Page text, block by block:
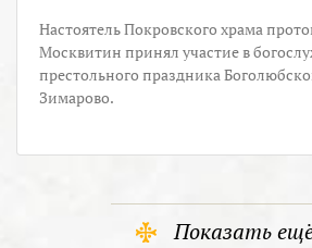
Настоятель Покровского храма
Москвитин принял участие в
престольного праздника
Зимарово.
Показать